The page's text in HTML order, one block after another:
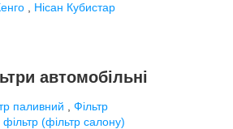
, Нісан Кубистар
автомобільні
паливний
Фільтр
фільтр (фільтр салону)